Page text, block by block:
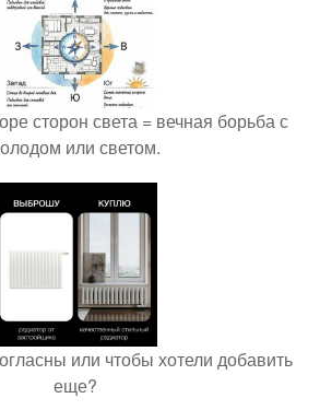
сторон света = вечная борьба с
или светом.
или чтобы хотели добавить
еще?